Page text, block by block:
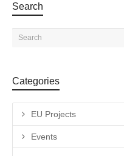
Search
Categories
EU Projects
Events